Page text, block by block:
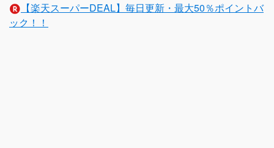
【楽天スーパーDEAL】毎日更新・最大50％ポイントバ
ック！！